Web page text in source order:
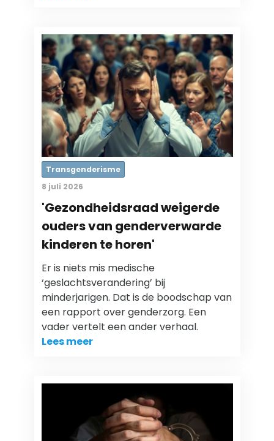
Transgenderisme
8 juli 2026
'Gezondheidsraad weigerde
ouders van genderverwarde
kinderen te horen'
Er is niets mis medische
‘geslachtsverandering’ bij
minderjarigen. Dat is de boodschap van
een rapport over genderzorg. Een
vader vertelt een ander verhaal.
Lees meer